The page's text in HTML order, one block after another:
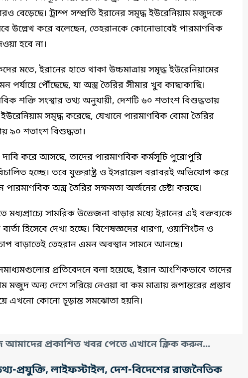
বেড়েছে। ট্রাম্প সম্প্রতি ইরানের সমৃদ্ধ ইউরেনিয়াম মজুদকে
উল্লেখ করে বলেছেন, তেহরানকে কোনোভাবেই পারমাণবিক
হবে না।
মতে, ইরানের হাতে থাকা উচ্চমাত্রায় সমৃদ্ধ ইউরেনিয়ামের
পর্যায়ে পৌঁছেছে, যা অস্ত্র তৈরির সীমার খুব কাছাকাছি।
শক্তি সংস্থার তথ্য অনুযায়ী, দেশটি ৬০ শতাংশ বিশুদ্ধতায়
সমৃদ্ধ করেছে, যেখানে পারমাণবিক বোমা তৈরির
৯০ শতাংশ বিশুদ্ধতা।
দাবি করে আসছে, তাদের পারমাণবিক কর্মসূচি পুরোপুরি
হচ্ছে। তবে যুক্তরাষ্ট্র ও ইসরায়েল বরাবরই অভিযোগ করে
অস্ত্র তৈরির সক্ষমতা অর্জনের চেষ্টা করছে।
মধ্যপ্রাচ্যে সামরিক উত্তেজনা বাড়ার মধ্যে ইরানের এই বক্তব্যকে
হিসেবে দেখা হচ্ছে। বিশেষজ্ঞদের ধারণা, ওয়াশিংটন ও
বাড়াতেই তেহরান এমন অবস্থান সামনে আনছে।
প্রতিবেদনে বলা হয়েছে, ইরান আংশিকভাবে তাদের
মজুদ অন্য দেশে সরিয়ে নেওয়া বা কম মাত্রায় রূপান্তরের প্রস্তাব
এখনো কোনো চূড়ান্ত সমঝোতা হয়নি।
প্রকাশিত খবর পেতে এখানে ক্লিক করুন...
প্রযুক্তি, লাইফস্টাইল, দেশ-বিদেশের রাজনৈতিক